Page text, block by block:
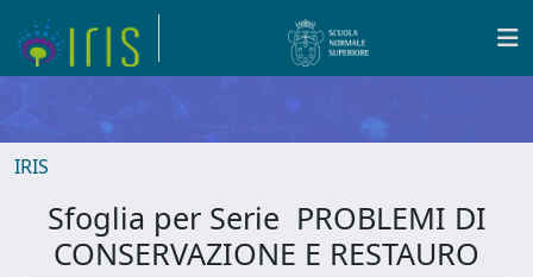
IRIS
Sfoglia per Serie PROBLEMI DI
CONSERVAZIONE E RESTAURO